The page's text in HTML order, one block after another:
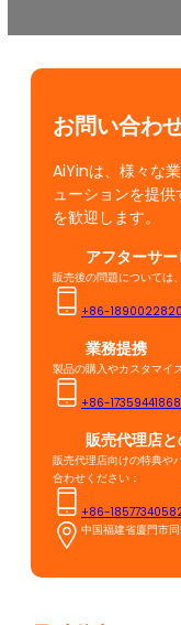
お問い合わ
AiYinは、様々な
ューションを提
を歓迎します。
アフターサ
販売後の問題については
+86-
業務提携
製品の購入やカスタマイ
+86-17359441868
販売代理店
販売代理店向けの特典や
合わせください：
+86-
中国福建省廈門市